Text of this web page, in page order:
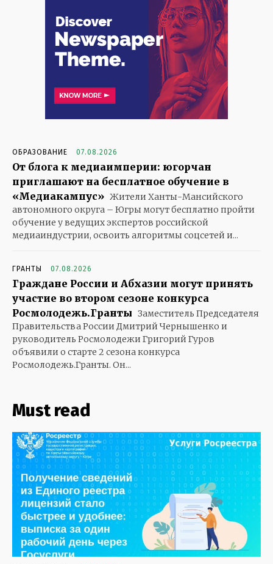
ОБРАЗОВАНИЕ 07.08.2026
От блога к медиаимперии: югорчан
приглашают на бесплатное обучение в
«Медиакампус» Жители Ханты-Мансийского
автономного округа – Югры могут бесплатно пройти
обучение у ведущих экспертов российской
медиаиндустрии, освоить алгоритмы соцсетей и...
ГРАНТЫ 07.08.2026
Граждане России и Абхазии могут принять
участие во втором сезоне конкурса
Росмолодежь.Гранты Заместитель Председателя
Правительства России Дмитрий Чернышенко и
руководитель Росмолодежи Григорий Гуров
объявили о старте 2 сезона конкурса
Росмолодежь.Гранты. Он...
Must read